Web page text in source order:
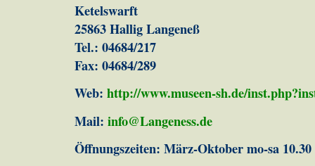
Ketelswarft
25863 Hallig Langeneß
Tel.: 04684/217
Fax: 04684/289
Web:http://www.museen-sh.de/
Mail:info@Langeness.de
Öffnungszeiten: März-Oktober mo-sa 10.30